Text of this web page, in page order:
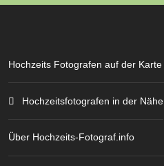
Hochzeits Fotografen auf der Karte
Hochzeitsfotografen in der Nähe
Über Hochzeits-Fotograf.info